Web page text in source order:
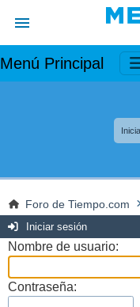
Menú Principal
Foro de Tiempo.com
Iniciar sesión
Nombre de usuario:
Contraseña: